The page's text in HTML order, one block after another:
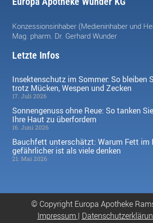
Konzessionsinhaber (Medieninhaber und
Mag. pharm. Dr. Gerhard Wunder
Letzte Infos
Insektenschutz im Sommer: So bleiben
trotz Mücken, Wespen und Zecken
17. Juli 2026
Sonnengenuss ohne Reue: So tanken
Ihre Haut zu überfordern
16. Juni 2026
Bauchfett unterschätzt: Warum Fett im
gefährlicher ist als viele denken
21. Mai 2026
© Copyright Europa Apotheke
Impressum |